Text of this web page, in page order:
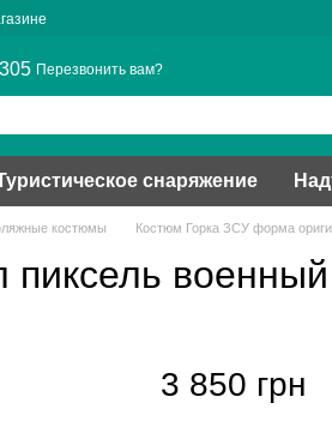
Перезвонить вам?
снаряжение
костюмы Костюм Горка ЗСУ форма
3 850 грн